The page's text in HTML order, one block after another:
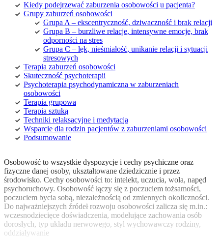
Kiedy podejrzewać zaburzenia osobowości u pacjenta?
Grupy zaburzeń osobowości
Grupa A – ekscentryczność, dziwaczność i brak relacji
Grupa B – burzliwe relacje, intensywne emocje, brak
odporności na stres
Grupa C – lęk, nieśmiałość, unikanie relacji i sytuacji
stresowych
Terapia zaburzeń osobowości
Skuteczność psychoterapii
Psychoterapia psychodynamiczna w zaburzeniach
osobowości
Terapia grupowa
Terapia sztuką
Techniki relaksacyjne i medytacja
Wsparcie dla rodzin pacjentów z zaburzeniami osobowości
Podsumowanie
Osobowość to wszystkie dyspozycje i cechy psychiczne oraz
fizyczne danej osoby, ukształtowane dziedzicznie i przez
środowisko. Cechy osobowości to: intelekt, uczucia, wola, napęd
psychoruchowy. Osobowość łączy się z poczuciem tożsamości,
poczuciem bycia sobą, niezależnością od zmiennych okoliczności.
Do najważniejszych źródeł rozwoju osobowości zalicza się m.in.:
wczesnodziecięce doświadczenia, modelujące zachowania osób
dorosłych, typ układu nerwowego, styl wychowawczy rodziny,
oddziaływanie